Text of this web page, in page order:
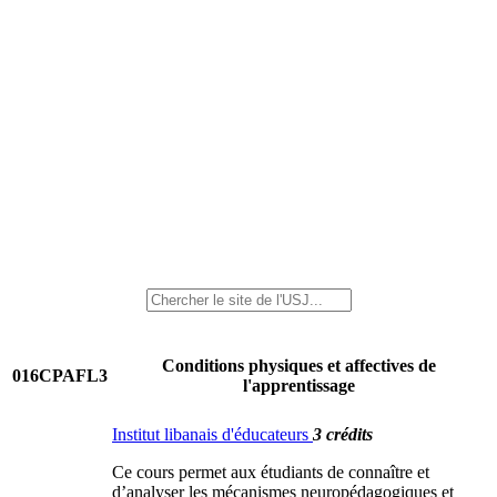
016CPAFL3
Conditions physiques et affectives de
l'apprentissage
Institut libanais d'éducateurs 3 crédits
Ce cours permet aux étudiants de connaître et
d’analyser les mécanismes neuropédagogiques et